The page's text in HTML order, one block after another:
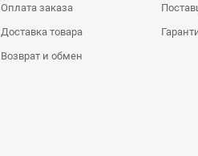
Оплата заказа
Доставка товара
Возврат и обмен